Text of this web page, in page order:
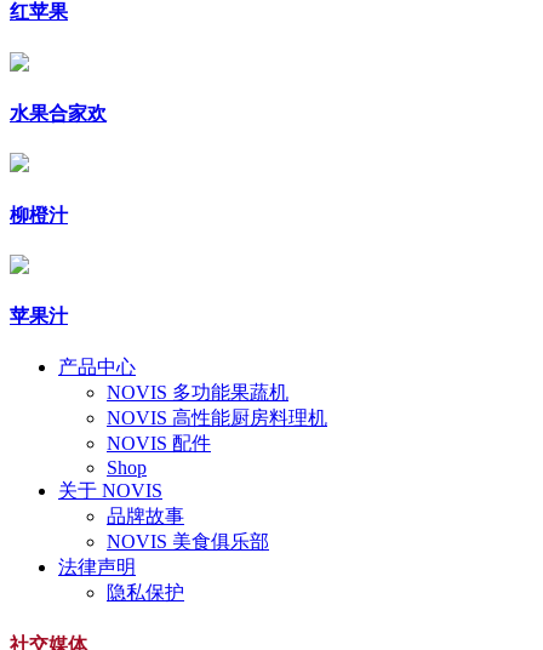
红苹果
水果合家欢
柳橙汁
苹果汁
产品中心
NOVIS 多功能果蔬机
NOVIS 高性能厨房料理机
NOVIS 配件
Shop
关于 NOVIS
品牌故事
NOVIS 美食俱乐部
法律声明
隐私保护
社交媒体